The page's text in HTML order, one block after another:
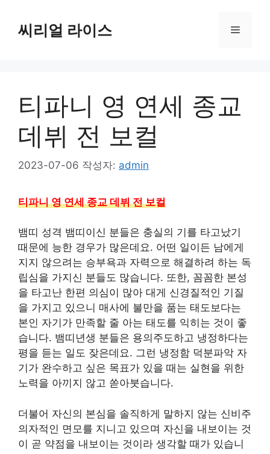
씨리얼 라이스 메
티파니 영 연세 종교
데뷔 전 보컬
2023-07-06 작성자: admin
티파니 영 연세 종교 데뷔 전 보컬
뱀띠 성격 뱀띠이신 분들은 충실의 기를 타고났기
때문에 능한 경우가 많은데요. 어떤 일이든 남에게
지지 않으려는 승부욕과 자력으로 해결하려 하는 독
립심을 가지신 분들도 많습니다. 또한, 꼼꼼한 본성
을 타고난 한편 의심이 많아 대게 신경질적인 기질
을 가지고 있으니 매사에 불만을 품는 태도보다는
본인 자기가 만족할 줄 아는 태도를 익히는 것이 좋
습니다. 뱀띠년생 분들은 용의주도하고 냉정하다는
평을 듣는 일도 잦은데요. 그런 냉정함 덕분파악 자
기가 완수하고 싶은 목표가 있을 때는 실현을 위한
노력을 아끼지 않고 쏟아붓습니다.
더불어 자신의 본심을 솔직하게 말하지 않는 신비주
의자적인 면모를 지니고 있으며 자신을 내보이는 것
이 곧 약점을 내보이는 것이라 생각할 때가 있습니